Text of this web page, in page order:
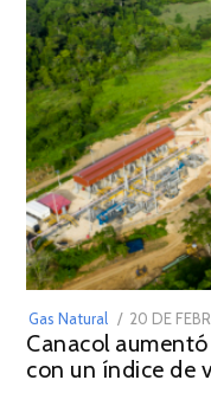
Gas Natural
POSTED
ON
20 DE
Canacol
con un índice de